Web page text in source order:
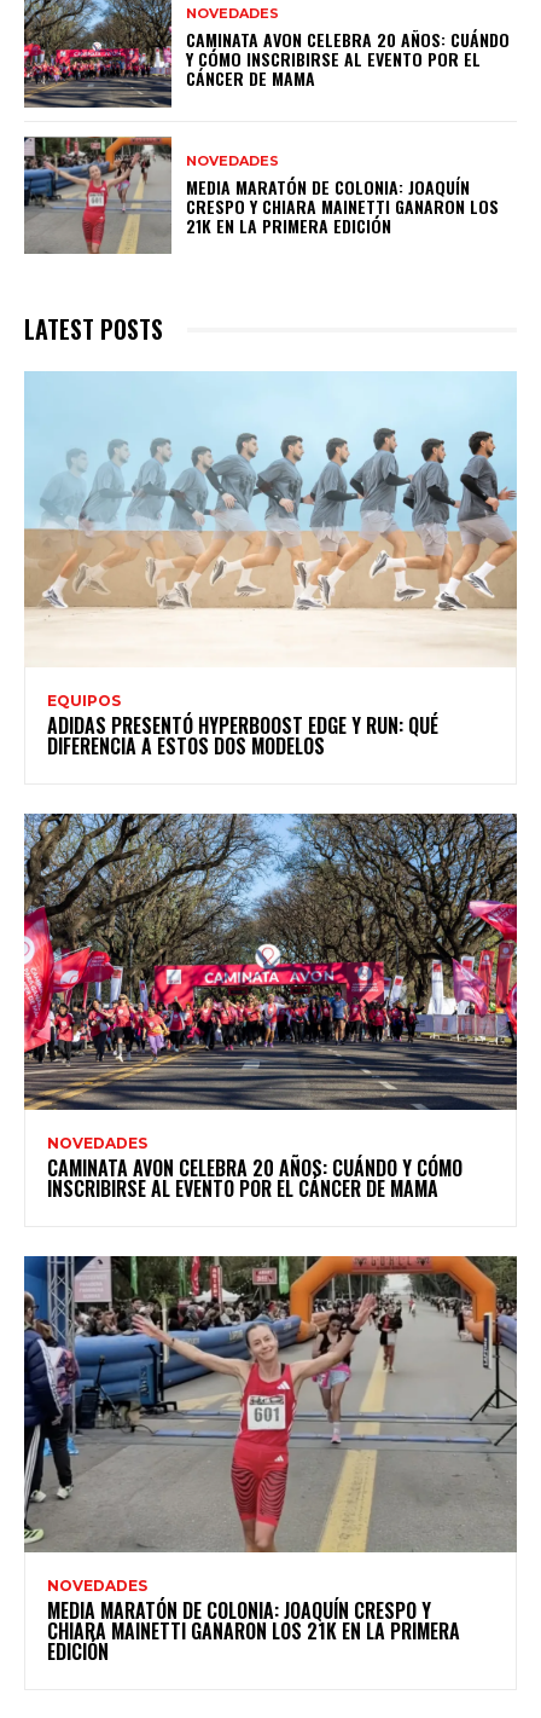
NOVEDADES
CAMINATA AVON CELEBRA 20 AÑOS: CUÁNDO
Y CÓMO INSCRIBIRSE AL EVENTO POR EL
CÁNCER DE MAMA
NOVEDADES
MEDIA MARATÓN DE COLONIA: JOAQUÍN
CRESPO Y CHIARA MAINETTI GANARON LOS
21K EN LA PRIMERA EDICIÓN
LATEST POSTS
EQUIPOS
ADIDAS PRESENTÓ HYPERBOOST EDGE Y RUN: QUÉ
DIFERENCIA A ESTOS DOS MODELOS
NOVEDADES
CAMINATA AVON CELEBRA 20 AÑOS: CUÁNDO Y CÓMO
INSCRIBIRSE AL EVENTO POR EL CÁNCER DE MAMA
NOVEDADES
MEDIA MARATÓN DE COLONIA: JOAQUÍN CRESPO Y
CHIARA MAINETTI GANARON LOS 21K EN LA PRIMERA
EDICIÓN